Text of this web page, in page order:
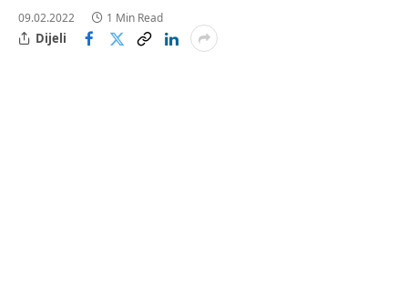
09.02.2022 1 Min Read
Dijeli